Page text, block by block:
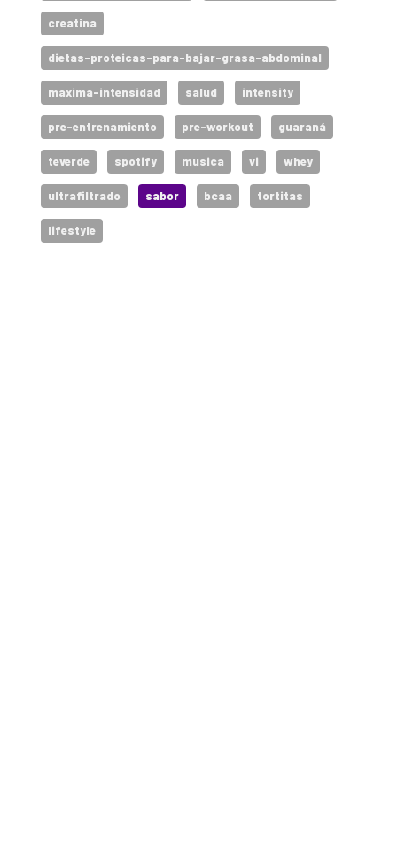
creatina
dietas-proteicas-para-bajar-grasa-abdominal
maxima-intensidad salud intensity
pre-entrenamiento pre-workout guaraná
teverde spotify musica vi whey
ultrafiltrado sabor bcaa tortitas
lifestyle